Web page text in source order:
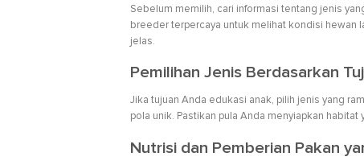
Sebelum memilih, cari informasi tentang jenis
breeder terpercaya untuk melihat kondisi hewan
jelas.
Pemilihan Jenis Berdasarkan
Jika tujuan Anda edukasi anak, pilih jenis yang
pola unik. Pastikan pula Anda menyiapkan
Nutrisi dan Pemberian Pakan